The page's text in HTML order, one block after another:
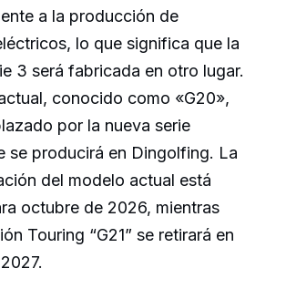
a la producción de
lo que significa que la
3 será fabricada en otro lugar.
conocido como «G20»,
por la nueva serie
se producirá en Dingolfing. La
del modelo actual está
octubre de 2026, mientras
Touring “G21” se retirará en